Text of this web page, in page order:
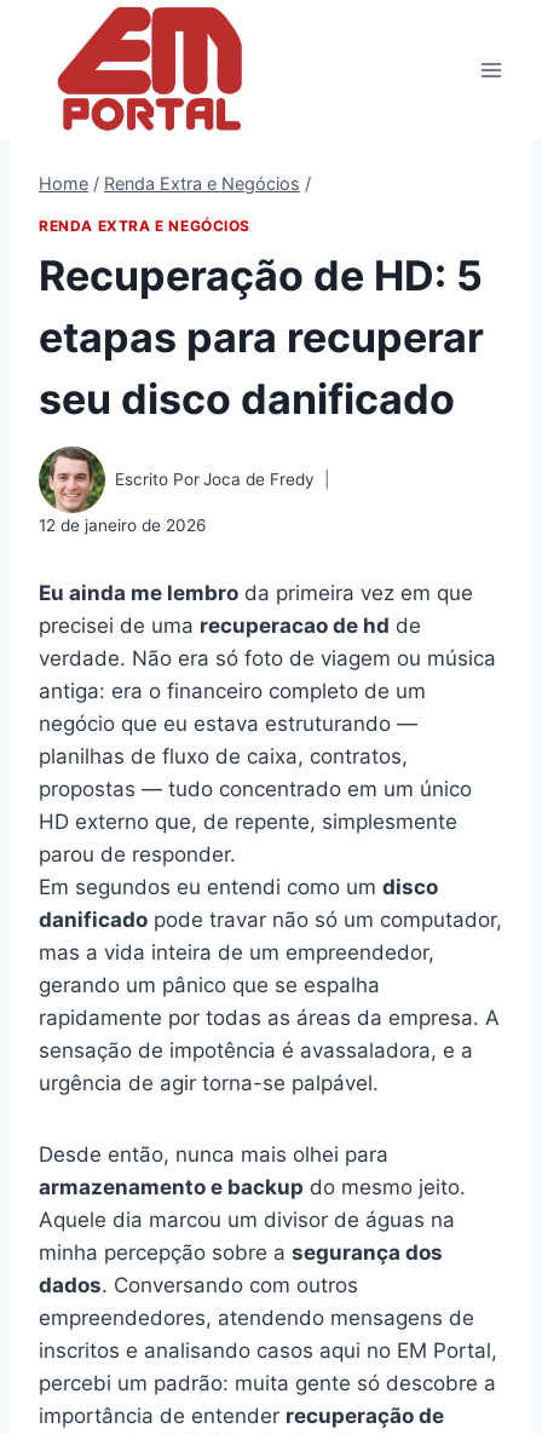
Conteúdo
Home / Renda Extra e Negócios /
RENDA EXTRA E NEGÓCIOS
Recuperação de HD: 5
etapas para recuperar
seu disco danificado
Escrito PorJoca de Fredy
12 de janeiro de 2026
Eu ainda me lembro da primeira vez em que
precisei de uma recuperacao de hd de
verdade. Não era só foto de viagem ou música
antiga: era o financeiro completo de um
negócio que eu estava estruturando —
planilhas de fluxo de caixa, contratos,
propostas — tudo concentrado em um único
HD externo que, de repente, simplesmente
parou de responder.
Em segundos eu entendi como um disco
danificado pode travar não só um computador,
mas a vida inteira de um empreendedor,
gerando um pânico que se espalha
rapidamente por todas as áreas da empresa. A
sensação de impotência é avassaladora, e a
urgência de agir torna-se palpável.
Desde então, nunca mais olhei para
armazenamento e backup do mesmo jeito.
Aquele dia marcou um divisor de águas na
minha percepção sobre a segurança dos
dados. Conversando com outros
empreendedores, atendendo mensagens de
inscritos e analisando casos aqui no EM Portal,
percebi um padrão: muita gente só descobre a
importância de entender recuperação de